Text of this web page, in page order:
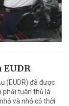
(EUDR) đã được
phải tuân thủ là
và nhỏ có thời